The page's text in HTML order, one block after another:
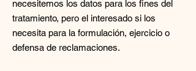
necesitemos los datos para los fines del
tratamiento, pero el interesado si los
necesita para la formulación, ejercicio o
defensa de reclamaciones.